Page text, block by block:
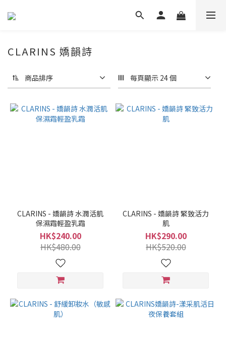
CLARINS 嬌韻詩
商品排序 每頁顯示 24 個
CLARINS - 嬌韻詩 水潤活肌
保濕霜輕盈乳霜
HK$240.00
HK$480.00
CLARINS - 嬌韻詩 緊致活力
肌
HK$290.00
HK$520.00